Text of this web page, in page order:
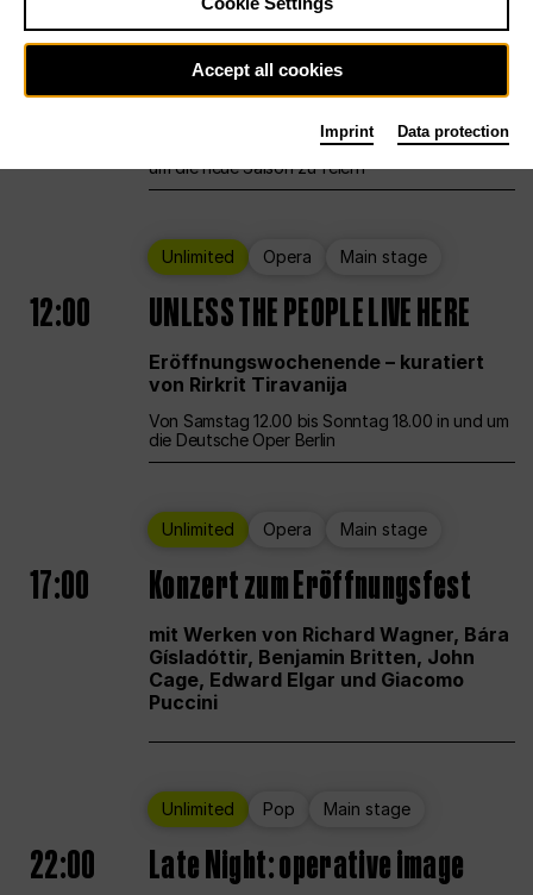
Ballet Main stage Staatsballett Berlin
12:00 Eröffnungswochenende
Die Deutsche Oper Berlin öffnet ihre Pforten,
um die neue Saison zu feiern
Unlimited Opera Main stage
12:00 UNLESS THE PEOPLE LIVE HERE
Eröffnungswochenende – kuratiert
von Rirkrit Tiravanija
Von Samstag 12.00 bis Sonntag 18.00 in und um
die Deutsche Oper Berlin
Unlimited Opera Main stage
17:00 Konzert zum Eröffnungsfest
mit Werken von Richard Wagner, Bára
Gísladóttir, Benjamin Britten, John
Cage, Edward Elgar und Giacomo
Puccini
Unlimited Pop Main stage
22:00 Late Night: operative image
Accept all cookies
Imprint Data protection